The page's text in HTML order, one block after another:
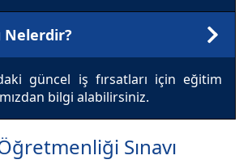
Nelerdir?
güncel iş fırsatları için eğitim
bilgi alabilirsiniz.
Sınavı